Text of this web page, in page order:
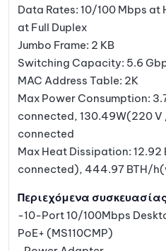
Data Rates: 10/100 Mbps
at Full Duplex
Jumbo Frame: 2 KB
Switching Capacity: 5.6
MAC Address Table: 2K
Max Power Consumption:
connected, 130.49W(220 V
connected
Max Heat Dissipation: 12.92
connected), 444.97 BTH/
Περιεχόμενα συσκευασίας
-10-Port 10/100Mbps
PoE+ (MS110CMP)